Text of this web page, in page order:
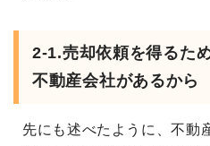
2-1.売却依頼を得るた
不動産会社があるから
先にも述べたように、不動